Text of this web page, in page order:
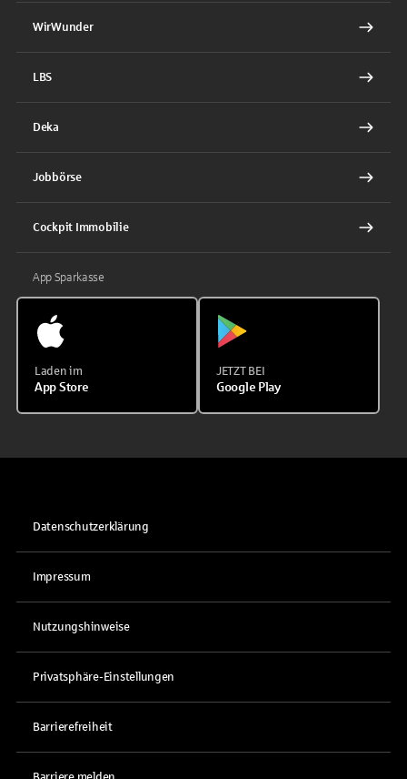
WirWunder
LBS
Deka
Jobbörse
Cockpit Immobilie
App Sparkasse
Laden im
App Store
JETZT BEI
Google Play
Datenschutzerklärung
Impressum
Nutzungshinweise
Privatsphäre-Einstellungen
Barrierefreiheit